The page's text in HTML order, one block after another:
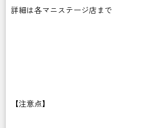
詳細は各マニステージ店まで
【注意点】